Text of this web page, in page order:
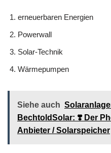
erneuerbaren Energien
Powerwall
Solar-Technik
Wärmepumpen
Siehe auch
BechtoldSolar: ❣️ Der
Anbieter / Solarspeicher